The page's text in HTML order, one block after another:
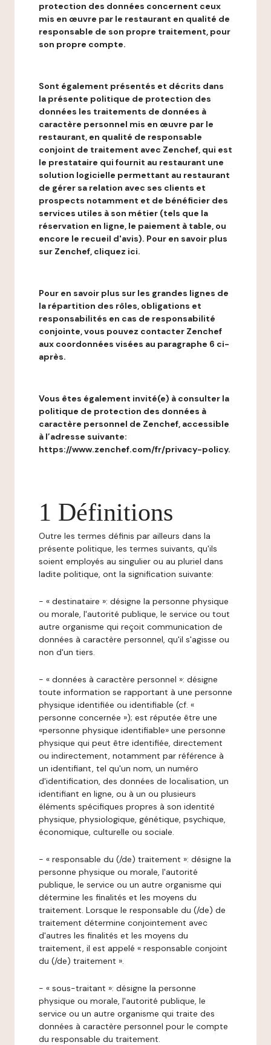
protection des données concernent ceux
mis en œuvre par le restaurant en qualité de
responsable de son propre traitement, pour
son propre compte.
Sont également présentés et décrits dans
la présente politique de protection des
données les traitements de données à
caractère personnel mis en œuvre par le
restaurant, en qualité de responsable
conjoint de traitement avec Zenchef, qui est
le prestataire qui fournit au restaurant une
solution logicielle permettant au restaurant
de gérer sa relation avec ses clients et
prospects notamment et de bénéficier des
services utiles à son métier (tels que la
réservation en ligne, le paiement à table, ou
encore le recueil d'avis). Pour en savoir plus
sur Zenchef, cliquez ici.
Pour en savoir plus sur les grandes lignes de
la répartition des rôles, obligations et
responsabilités en cas de responsabilité
conjointe, vous pouvez contacter Zenchef
aux coordonnées visées au paragraphe 6 ci-
après.
Vous êtes également invité(e) à consulter la
politique de protection des données à
caractère personnel de Zenchef, accessible
à l’adresse suivante:
https://www.zenchef.com/fr/privacy-policy.
1 Définitions
Outre les termes définis par ailleurs dans la
présente politique, les termes suivants, qu'ils
soient employés au singulier ou au pluriel dans
ladite politique, ont la signification suivante:
- « destinataire »: désigne la personne physique
ou morale, l'autorité publique, le service ou tout
autre organisme qui reçoit communication de
données à caractère personnel, qu'il s'agisse ou
non d'un tiers.
- « données à caractère personnel »: désigne
toute information se rapportant à une personne
physique identifiée ou identifiable (cf. «
personne concernée »); est réputée être une
«personne physique identifiable» une personne
physique qui peut être identifiée, directement
ou indirectement, notamment par référence à
un identifiant, tel qu'un nom, un numéro
d'identification, des données de localisation, un
identifiant en ligne, ou à un ou plusieurs
éléments spécifiques propres à son identité
physique, physiologique, génétique, psychique,
économique, culturelle ou sociale.
- « responsable du (/de) traitement »: désigne la
personne physique ou morale, l'autorité
publique, le service ou un autre organisme qui
détermine les finalités et les moyens du
traitement. Lorsque le responsable du (/de) de
traitement détermine conjointement avec
d'autres les finalités et les moyens du
traitement, il est appelé « responsable conjoint
du (/de) traitement ».
- « sous-traitant »: désigne la personne
physique ou morale, l'autorité publique, le
service ou un autre organisme qui traite des
données à caractère personnel pour le compte
du responsable du traitement.